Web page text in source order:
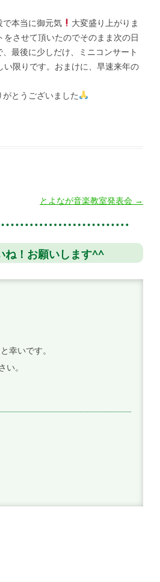
で本当に御元気
大変盛り上がりま
させて頂いたのでそのまま次の日
最後に少しだけ、ミニコンサート
限りです。おまけに、早速来年の
とうございました
とよなが音楽教室発表会 →
ね！お願いします^^
幸いです。
。